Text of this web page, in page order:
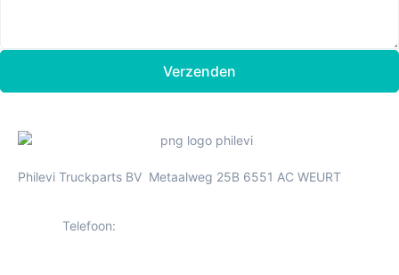
Verzenden
Philevi Truckparts BV Metaalweg 25B 6551 AC WEURT
Telefoon: